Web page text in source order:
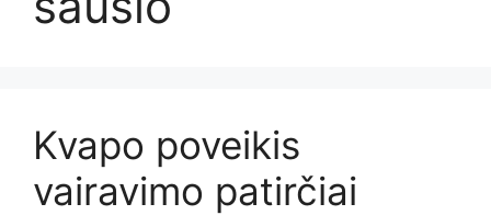
Kvapo poveikis
vairavimo patirčiai